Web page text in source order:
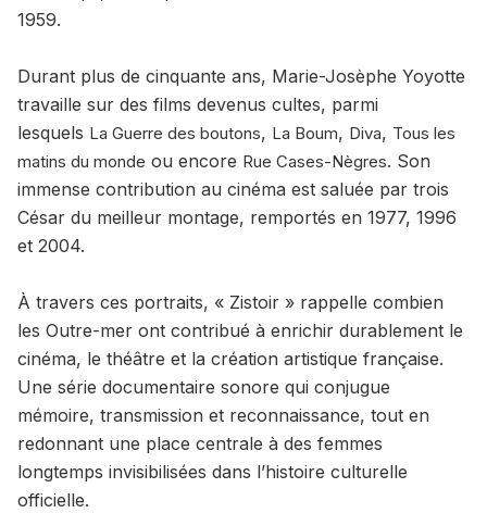
1959.
Durant plus de cinquante ans, Marie-Josèphe Yoyotte
travaille sur des films devenus cultes, parmi
lesquels La Guerre des boutons, La Boum, Diva, Tous les
matins du monde ou encore Rue Cases-Nègres. Son
immense contribution au cinéma est saluée par trois
César du meilleur montage, remportés en 1977, 1996
et 2004.
À travers ces portraits, « Zistoir » rappelle combien
les Outre-mer ont contribué à enrichir durablement le
cinéma, le théâtre et la création artistique française.
Une série documentaire sonore qui conjugue
mémoire, transmission et reconnaissance, tout en
redonnant une place centrale à des femmes
longtemps invisibilisées dans l’histoire culturelle
officielle.